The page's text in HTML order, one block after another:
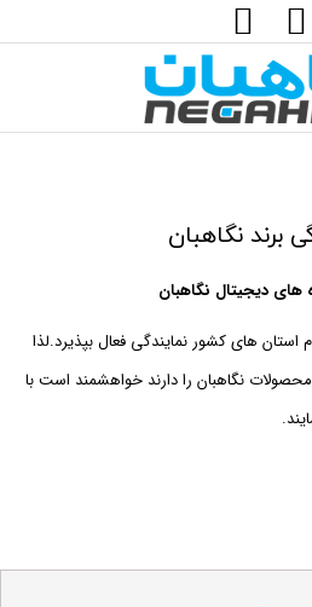
جستجو:
برند نگاهبان
های دیجیتال نگاهبان
استان های کشور نمایندگی فعال بپذیرد.لذا
نگاهبان را دارند خواهشمند است با